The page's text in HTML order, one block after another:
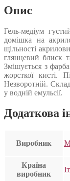
Опис
Гель-медіум
домішка на
щільності
глянцевий блиск
Змішується з
жорсткої кисті.
Незворотній.
у водній емульсії.
Додаткова
Виробник
Країна
виробник